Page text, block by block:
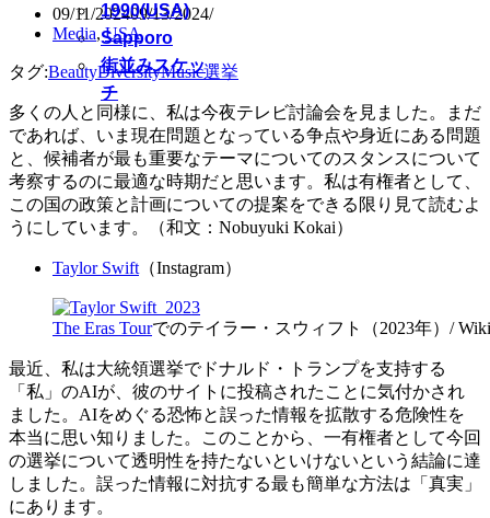
1990(USA)
Sapporo
街並みスケッ
チ
09/11/202409/13/2024
Media,USA
タグ:BeautyDiversityMusic選挙
多くの人と同様に、私は今夜テレビ討論会を見ました。まだ
であれば、いま現在問題となっている争点や身近にある問題
と、候補者が最も重要なテーマについてのスタンスについて
考察するのに最適な時期だと思います。私は有権者として、
この国の政策と計画についての提案をできる限り見て読むよ
うにしています。（和文：Nobuyuki Kokai）
Taylor Swift （Instagram）
The Eras Tourでのテイラー・スウィフト（2023年）/
最近、私は大統領選挙でドナルド・トランプを支持する
「私」のAIが、彼のサイトに投稿されたことに気付かされ
ました。AIをめぐる恐怖と誤った情報を拡散する危険性を
本当に思い知りました。このことから、一有権者として今回
の選挙について透明性を持たないといけないという結論に達
しました。誤った情報に対抗する最も簡単な方法は「真実」
にあります。